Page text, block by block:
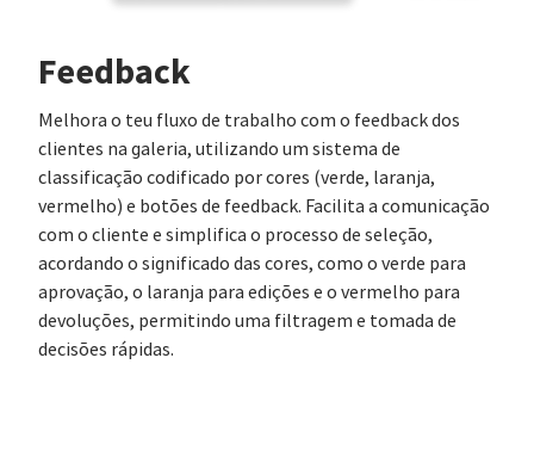
Feedback
Melhora o teu fluxo de trabalho com o feedback dos
clientes na galeria, utilizando um sistema de
classificação codificado por cores (verde, laranja,
vermelho) e botões de feedback. Facilita a comunicação
com o cliente e simplifica o processo de seleção,
acordando o significado das cores, como o verde para
aprovação, o laranja para edições e o vermelho para
devoluções, permitindo uma filtragem e tomada de
decisões rápidas.